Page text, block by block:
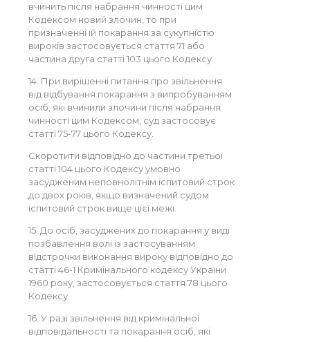
вчинить після набрання чинності цим
Кодексом новий злочин, то при
призначенні їй покарання за сукупністю
вироків застосовується стаття 71 або
частина друга статті 103 цього Кодексу.
14. При вирішенні питання про звільнення
від відбування покарання з випробуванням
осіб, які вчинили злочини після набрання
чинності цим Кодексом, суд застосовує
статті 75-77 цього Кодексу.
Скоротити відповідно до частини третьої
статті 104 цього Кодексу умовно
засудженим неповнолітнім іспитовий строк
до двох років, якщо визначений судом
іспитовий строк вище цієї межі.
15. До осіб, засуджених до покарання у виді
позбавлення волі із застосуванням
відстрочки виконання вироку відповідно до
статті 46-1 Кримінального кодексу України
1960 року, застосовується стаття 78 цього
Кодексу.
16. У разі звільнення від кримінальної
відповідальності та покарання осіб, які